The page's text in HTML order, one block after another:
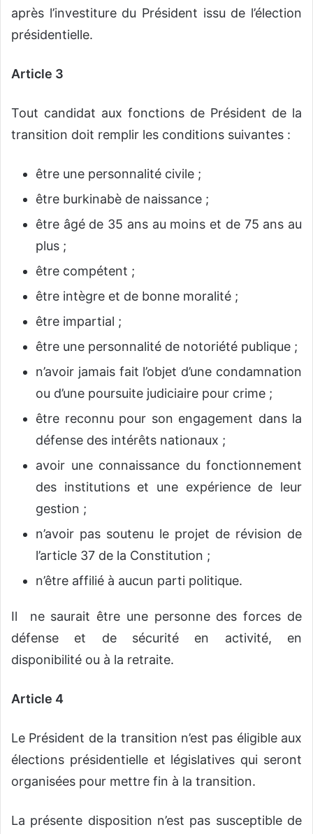
après l’investiture du Président issu de l’élection
présidentielle.
Article 3
Tout candidat aux fonctions de Président de la
transition doit remplir les conditions suivantes :
être une personnalité civile ;
être burkinabè de naissance ;
être âgé de 35 ans au moins et de 75 ans au
plus ;
être compétent ;
être intègre et de bonne moralité ;
être impartial ;
être une personnalité de notoriété publique ;
n’avoir jamais fait l’objet d’une condamnation
ou d’une poursuite judiciaire pour crime ;
être reconnu pour son engagement dans la
défense des intérêts nationaux ;
avoir une connaissance du fonctionnement
des institutions et une expérience de leur
gestion ;
n’avoir pas soutenu le projet de révision de
l’article 37 de la Constitution ;
n’être affilié à aucun parti politique.
Il ne saurait être une personne des forces de
défense et de sécurité en activité, en
disponibilité ou à la retraite.
Article 4
Le Président de la transition n’est pas éligible aux
élections présidentielle et législatives qui seront
organisées pour mettre fin à la transition.
La présente disposition n’est pas susceptible de